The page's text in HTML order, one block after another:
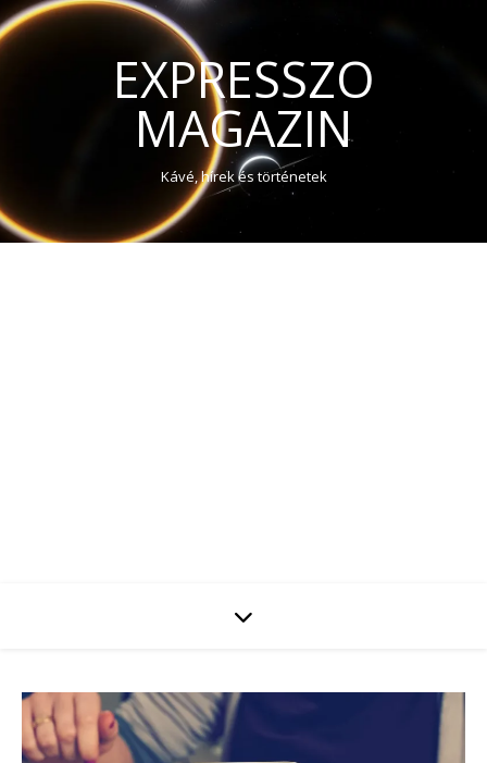
EXPRESSZO
MAGAZIN
Kávé, hírek és történetek